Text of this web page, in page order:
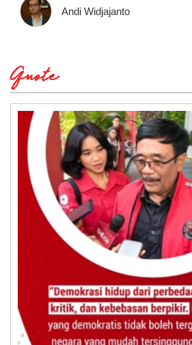
Andi Widjajanto
Quote